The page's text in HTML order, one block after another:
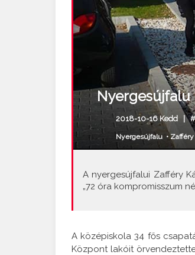
Nyergesújfalu
2018-10-16 Kedd |
Nyergesújfalu•Zafféry
A nyergesújfalui Zafféry
„72 óra kompromisszum
A középiskola 34 fős
Központ lakóit